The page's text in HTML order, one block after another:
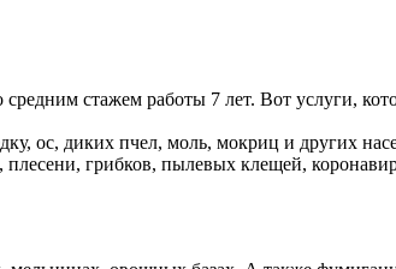
стажем работы 7 лет. Вот услуги,
ос, диких пчел, моль, мокриц и других
грибков, пылевых клещей,